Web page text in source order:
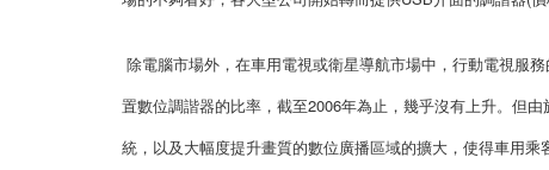
除電腦市場外，在車用電視或衛星導航市場中，行動電視服
置數位調諧器的比率，截至2006年為止，幾乎沒有上升。但
統，以及大幅度提升畫質的數位廣播區域的擴大，使得車用